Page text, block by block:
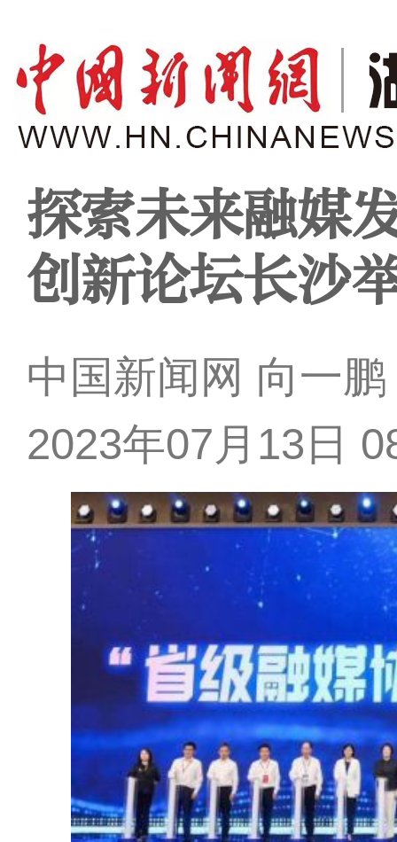
探索未来融媒
创新论坛长沙
中国新闻网 向一鹏
2023年07月13日